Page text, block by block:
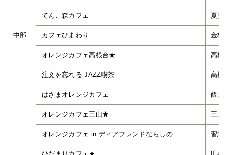
中部
てんこ森カフェ 夏見
カフェひまわり 金杉
オレンジカフェ高根台★ 高根
注文を忘れる JAZZ喫茶 高根
はさまオレンジカフェ 飯山
オレンジカフェ三山★ 三山
オレンジカフェ in ディアフレンドならしの 習志